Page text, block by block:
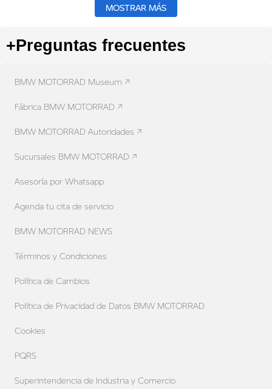
MOSTRAR MÁS
+Preguntas frecuentes
BMW MOTORRAD Museum ↗
Fábrica BMW MOTORRAD ↗
BMW MOTORRAD Autoridades ↗
Sucursales BMW MOTORRAD ↗
Asesoría por Whatsapp
Agenda tu cita de servicio
BMW MOTORRAD NEWS
Términos y Condiciones
Política de Cambios
Política de Privacidad de Datos BMW MOTORRAD
Cookies
PQRS
Superintendencia de Industria y Comercio